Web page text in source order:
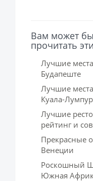
Вам может
прочитать
Лучшие
Будапеште
Лучшие
Куала-Лумпур
Лучшие
рейтинг и
Прекрасные
Венеции
Роскошный
Южная